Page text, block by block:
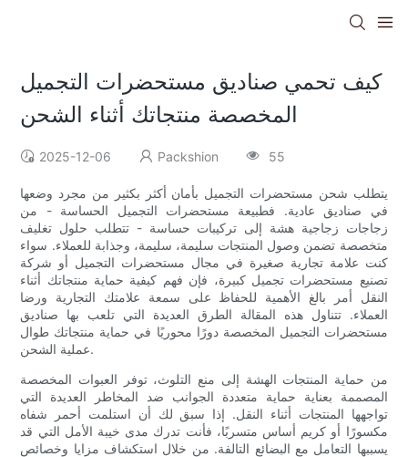
كيف تحمي صناديق مستحضرات التجميل
المخصصة منتجاتك أثناء الشحن
2025-12-06 Packshion 55
يتطلب شحن مستحضرات التجميل بأمان أكثر بكثير من مجرد وضعها
في صناديق عادية. فطبيعة مستحضرات التجميل الحساسة - من
زجاجات زجاجية هشة إلى تركيبات حساسة - تتطلب حلول تغليف
متخصصة تضمن وصول المنتجات سليمة، سليمة، وجذابة للعملاء. سواء
كنت علامة تجارية صغيرة في مجال مستحضرات التجميل أو شركة
تصنيع مستحضرات تجميل كبيرة، فإن فهم كيفية حماية منتجاتك أثناء
النقل أمر بالغ الأهمية للحفاظ على سمعة علامتك التجارية ورضا
العملاء. تتناول هذه المقالة الطرق العديدة التي تلعب بها صناديق
مستحضرات التجميل المخصصة دورًا محوريًا في حماية منتجاتك طوال
عملية الشحن.
من حماية المنتجات الهشة إلى منع التلوث، توفر العبوات المخصصة
المصممة بعناية حماية متعددة الجوانب ضد المخاطر العديدة التي
تواجهها المنتجات أثناء النقل. إذا سبق لك أن استلمت أحمر شفاه
مكسورًا أو كريم أساس متسربًا، فأنت تدرك مدى خيبة الأمل التي قد
يسببها التعامل مع البضائع التالفة. من خلال استكشاف مزايا وخصائص